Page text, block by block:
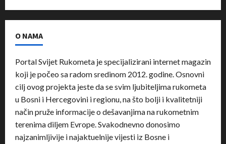
O NAMA
Portal Svijet Rukometa je specijalizirani internet magazin
koji je počeo sa radom sredinom 2012. godine. Osnovni
cilj ovog projekta jeste da se svim ljubiteljima rukometa
u Bosni i Hercegovini i regionu, na što bolji i kvalitetniji
način pruže informacije o dešavanjima na rukometnim
terenima diljem Evrope. Svakodnevno donosimo
najzanimljivije i najaktuelnije vijesti iz Bosne i